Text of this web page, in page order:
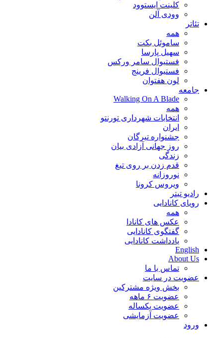
کلینت ایستوود
وودی آلن
تئاتر
همه
ساموئل بکت
سهیل پارسا
فستیوال سامر ورکس
فستیوال فرینج
لون هفتوان
جامعه
Walking On A Blade
همه
انتخابات شهرداری تورنتو
ایران
جشنواره تیرگان
روز جهانی آزادی بیان
زندگی
قدم زدن بر روی تیغ
نوروزانه
ویروس کرونا
رادیو تیتر
رویای کانادایی
همه
عکس های کانادا
گفتگوی کانادایی
یادداشت کانادایی
English
About Us
تماس با ما
عضویت در سایت
بخش ویژه مشترکین
عضویت ۶ ماهه
عضویت یکساله
عضویت آزمایشی
ورود